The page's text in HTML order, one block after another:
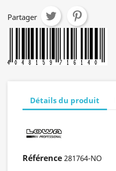
Partager
Détails du produit
Référence 281764-NO